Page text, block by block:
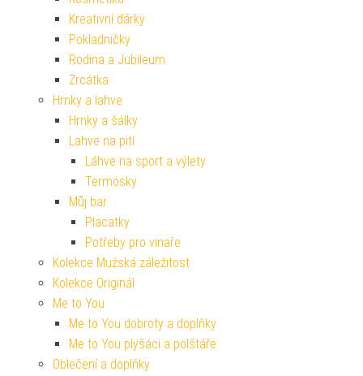
Kreativní dárky
Pokladničky
Rodina a Jubileum
Zrcátka
Hrnky a lahve
Hrnky a šálky
Lahve na pití
Láhve na sport a výlety
Termosky
Můj bar
Placatky
Potřeby pro vinaře
Kolekce Mužská záležitost
Kolekce Originál
Me to You
Me to You dobroty a doplňky
Me to You plyšáci a polštáře
Oblečení a doplňky